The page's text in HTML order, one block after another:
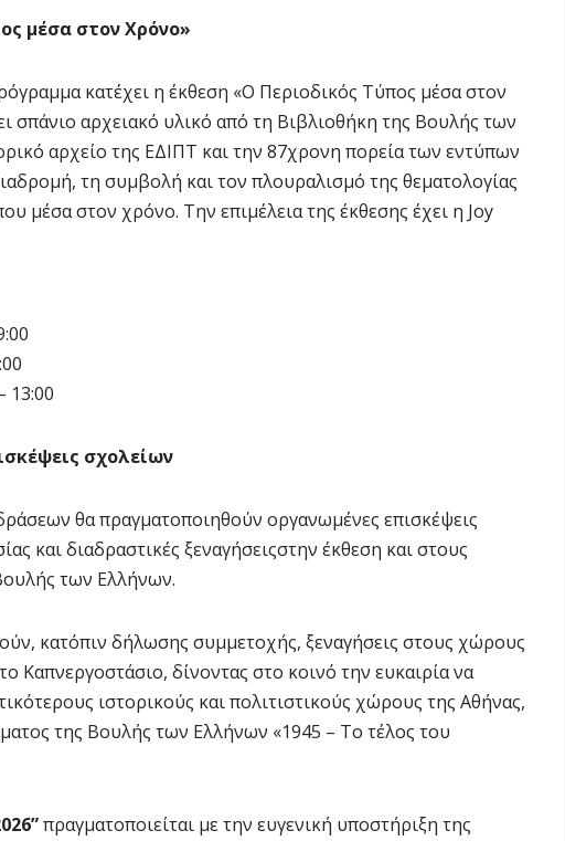
μέσα στον Χρόνο»
κατέχει η έκθεση «Ο Περιοδικός Τύπος μέσα στον
σπάνιο αρχειακό υλικό από τη Βιβλιοθήκη της Βουλής των
αρχείο της ΕΔΙΠΤ και την 87χρονη πορεία των εντύπων
τη συμβολή και τον πλουραλισμό της θεματολογίας
μέσα στον χρόνο. Την επιμέλεια της έκθεσης έχει η Joy
13:00
σχολείων
θα πραγματοποιηθούν οργανωμένες επισκέψεις
και διαδραστικές ξεναγήσειςστην έκθεση και στους
των Ελλήνων.
κατόπιν δήλωσης συμμετοχής, ξεναγήσεις στους χώρους
Καπνεργοστάσιο, δίνοντας στο κοινό την ευκαιρία να
ιστορικούς και πολιτιστικούς χώρους της Αθήνας,
της Βουλής των Ελλήνων «1945 – Το τέλος του
πραγματοποιείται με την ευγενική υποστήριξη της